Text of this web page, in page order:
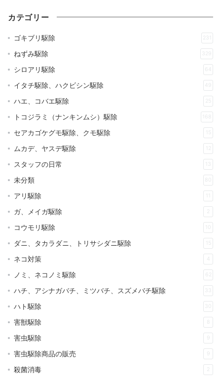
カテゴリー
ゴキブリ駆除 231
ねずみ駆除 329
シロアリ駆除 64
イタチ駆除、ハクビシン駆除 49
ハエ、コバエ駆除 25
トコジラミ（ナンキンムシ）駆除 168
セアカゴケグモ駆除、クモ駆除 15
ムカデ、ヤスデ駆除 12
スタッフの日常
未分類 80
アリ駆除
ガ、メイガ駆除 2
コウモリ駆除 10
ダニ、タカラダニ、トリサシダニ駆除 15
ネコ対策 4
ノミ、ネコノミ駆除 62
ハチ、アシナガバチ、ミツバチ、スズメバチ駆除
ハト駆除 30
害獣駆除 8
害虫駆除 9
害虫駆除商品の販売 9
殺菌消毒 2